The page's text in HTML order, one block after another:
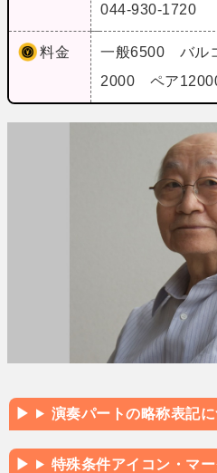
044-930-1720
料金
一般6500 バル
2000 ペア
演奏パートの略称表記
特殊条件アイコン・マ